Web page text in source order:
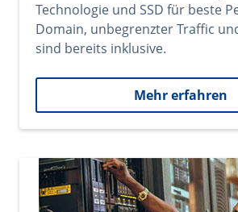
Technologie und SSD für beste
Domain, unbegrenzter Traffic
sind bereits inklusive.
Mehr erfahren